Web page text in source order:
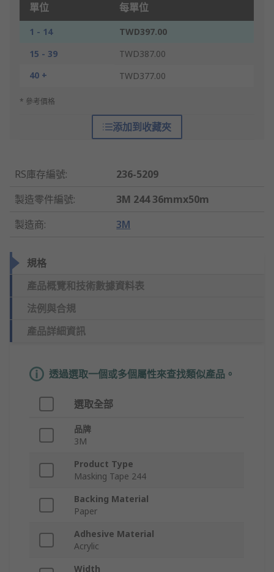
單位 每單位
1 - 14
TWD397.00
15 - 39
TWD387.00
40 +
TWD377.00
* 參考價格
添加到收藏夾
RS庫存編號:
236-5209
製造零件編號:
3M 244 36mmx50m
製造商: 3M
規格
產品概覽和技術數據資料表
法例與合規
產品詳細資訊
透過選取一個或多個屬性來查找類似產品。
選取全部
品牌
3M
Product Type
Masking Tape 244
Backing Material
Paper
Adhesive Material
Acrylic
Width